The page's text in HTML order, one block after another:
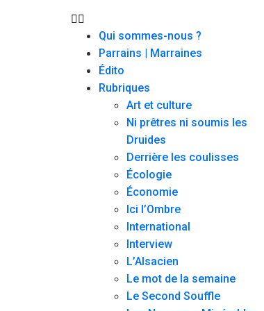
Qui sommes-nous ?
Parrains | Marraines
Édito
Rubriques
Art et culture
Ni prêtres ni soumis les
Druides
Derrière les coulisses
Écologie
Économie
Ici l’Ombre
International
Interview
L’Alsacien
Le mot de la semaine
Le Second Souffle